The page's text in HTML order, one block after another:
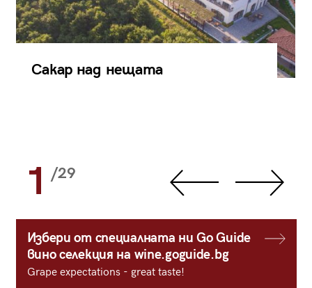
Сакар над нещата
1 /29
Избери от специалната ни Go Guide
вино селекция на wine.goguide.bg
Grape expectations - great taste!